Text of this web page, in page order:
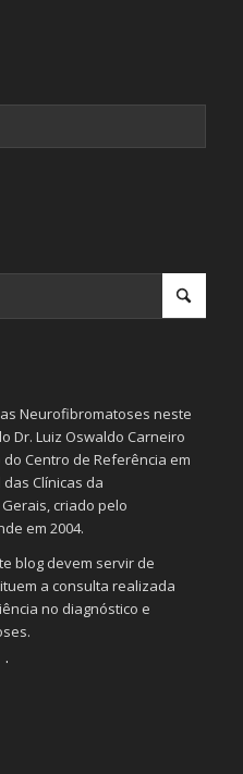
Neurofibromatoses neste
Dr. Luiz Oswaldo Carneiro
Centro de Referência em
Clínicas da
criado pelo
em 2004.
blog devem servir de
a consulta realizada
no diagnóstico e
as pessoas que